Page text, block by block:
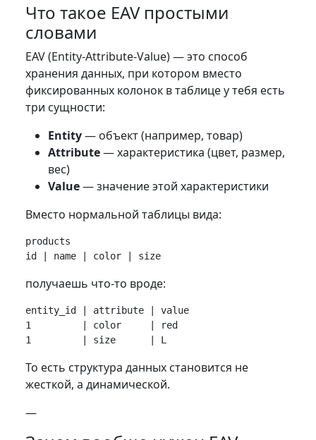
Что такое EAV простыми
словами
EAV (Entity-Attribute-Value) — это способ
хранения данных, при котором вместо
фиксированных колонок в таблице у тебя есть
три сущности:
Entity— объект (например, товар)
Attribute— характеристика (цвет, размер,
вес)
Value— значение этой характеристики
Вместо нормальной таблицы вида:
products
получаешь что-то вроде:
entity_id | attribute | value
1         | color     | red
То есть структура данных становится не
жесткой, а динамической.
—